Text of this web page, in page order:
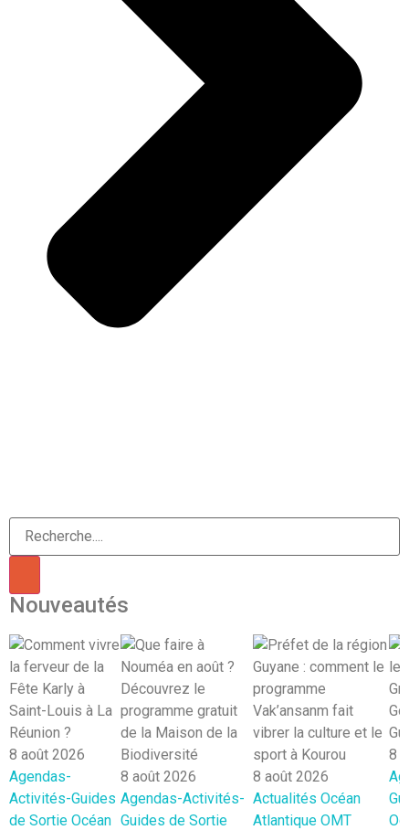
Nouveautés
8 août 2026
Agendas-
Activités-Guides
de Sortie Océan
8 août 2026
Agendas-Activités-
Guides de Sortie
8 août 2026
Actualités Océan
Atlantique OMT
8